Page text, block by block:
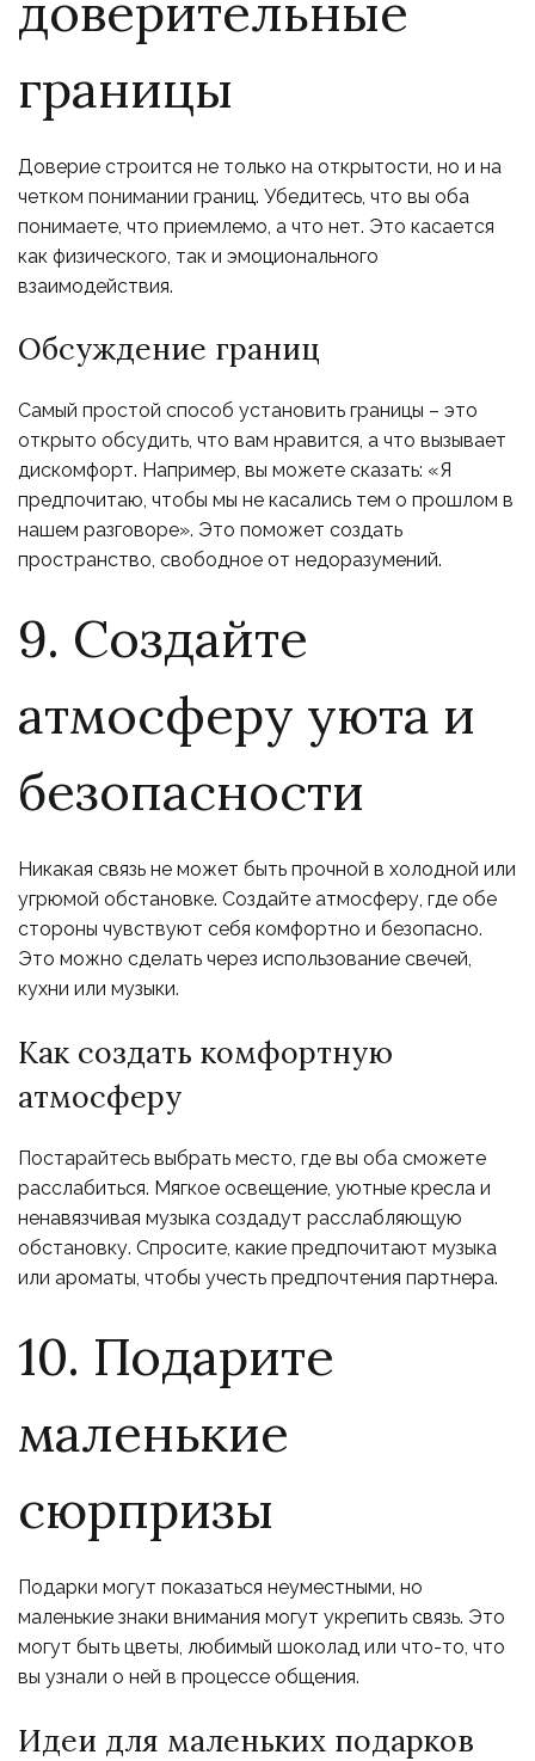
границы
Доверие строится не только на открытости, но и на
четком понимании границ. Убедитесь, что вы оба
понимаете, что приемлемо, а что нет. Это касается
как физического, так и эмоционального
взаимодействия.
Обсуждение границ
Самый простой способ установить границы – это
открыто обсудить, что вам нравится, а что вызывает
дискомфорт. Например, вы можете сказать: «Я
предпочитаю, чтобы мы не касались тем о прошлом в
нашем разговоре». Это поможет создать
пространство, свободное от недоразумений.
9. Создайте
атмосферу уюта и
безопасности
Никакая связь не может быть прочной в холодной или
угрюмой обстановке. Создайте атмосферу, где обе
стороны чувствуют себя комфортно и безопасно.
Это можно сделать через использование свечей,
кухни или музыки.
Как создать комфортную
атмосферу
Постарайтесь выбрать место, где вы оба сможете
расслабиться. Мягкое освещение, уютные кресла и
ненавязчивая музыка создадут расслабляющую
обстановку. Спросите, какие предпочитают музыка
или ароматы, чтобы учесть предпочтения партнера.
10. Подарите
маленькие
сюрпризы
Подарки могут показаться неуместными, но
маленькие знаки внимания могут укрепить связь. Это
могут быть цветы, любимый шоколад или что-то, что
вы узнали о ней в процессе общения.
Идеи для маленьких подарков